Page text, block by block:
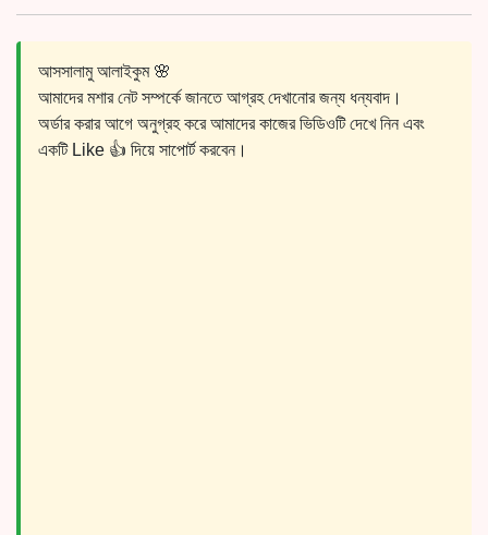
আসসালামু আলাইকুম 🌸
আমাদের মশার নেট সম্পর্কে জানতে আগ্রহ দেখানোর জন্য ধন্যবাদ।
অর্ডার করার আগে অনুগ্রহ করে আমাদের কাজের ভিডিওটি দেখে নিন এবং
একটি Like 👍 দিয়ে সাপোর্ট করবেন।